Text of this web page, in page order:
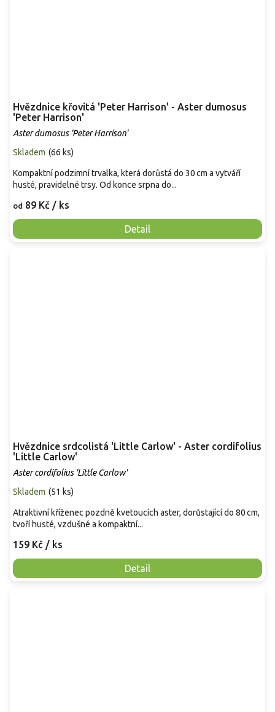
Hvězdnice křovitá 'Peter Harrison' - Aster dumosus
'Peter Harrison'
Aster dumosus 'Peter Harrison'
Skladem (66 ks)
od 89 Kč / ks
Detail
Kompaktní podzimní trvalka, která dorůstá do 30 cm a vytváří
husté, pravidelné trsy. Od konce srpna do...
Hvězdnice srdcolistá 'Little Carlow' - Aster cordifolius
'Little Carlow'
Aster cordifolius 'Little Carlow'
Skladem (51 ks)
159 Kč / ks
Detail
Atraktivní kříženec pozdně kvetoucích aster, dorůstající do 80 cm,
tvoří husté, vzdušné a kompaktní...